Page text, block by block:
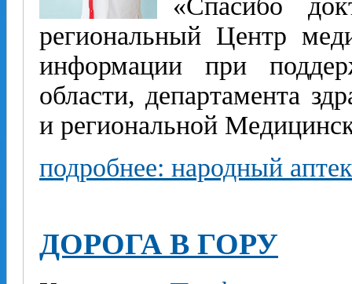
«Спасибо
региональный Центр
информации при
области, департамента
и региональной
подробнее: народный
ДОРОГА В ГОРУ